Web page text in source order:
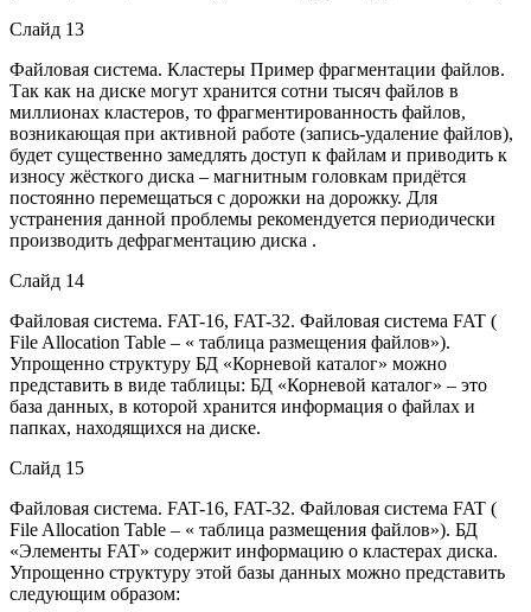
Слайд 13
Файловая система. Кластеры Пример фрагментации файлов.
Так как на диске могут хранится сотни тысяч файлов в
миллионах кластеров, то фрагментированность файлов,
возникающая при активной работе (запись-удаление файлов),
будет существенно замедлять доступ к файлам и приводить к
износу жёсткого диска – магнитным головкам придётся
постоянно перемещаться с дорожки на дорожку. Для
устранения данной проблемы рекомендуется периодически
производить дефрагментацию диска .
Слайд 14
Файловая система. FAT-16, FAT-32. Файловая система FAT (
File Allocation Table – « таблица размещения файлов»).
Упрощенно структуру БД «Корневой каталог» можно
представить в виде таблицы: БД «Корневой каталог» – это
база данных, в которой хранится информация о файлах и
папках, находящихся на диске.
Слайд 15
Файловая система. FAT-16, FAT-32. Файловая система FAT (
File Allocation Table – « таблица размещения файлов»). БД
«Элементы FAT» содержит информацию о кластерах диска.
Упрощенно структуру этой базы данных можно представить
следующим образом: